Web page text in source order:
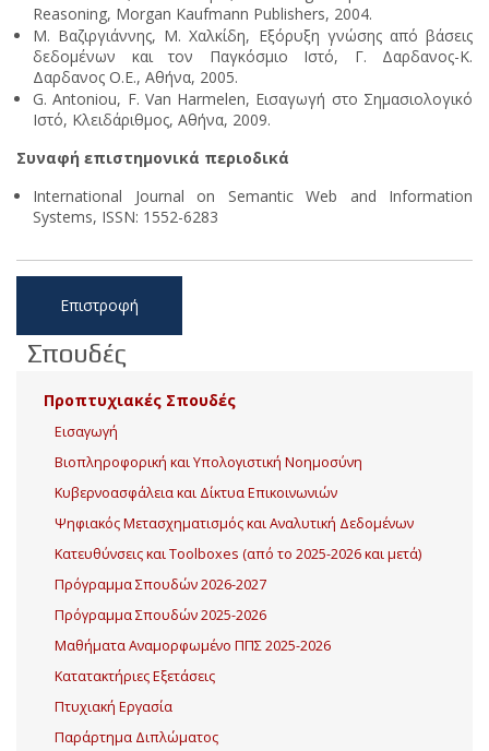
Reasoning, Morgan Kaufmann Publishers, 2004.
Μ. Βαζιργιάννης, Μ. Χαλκίδη, Εξόρυξη γνώσης από βάσεις
δεδομένων και τον Παγκόσμιο Ιστό, Γ. Δαρδανος-Κ.
Δαρδανος Ο.Ε., Αθήνα, 2005.
G. Antoniou, F. Van Harmelen, Εισαγωγή στο Σημασιολογικό
Ιστό, Κλειδάριθμος, Αθήνα, 2009.
Συναφή επιστημονικά περιοδικά
International Journal on Semantic Web and Information
Systems, ISSN: 1552-6283
Επιστροφή
Σπουδές
Προπτυχιακές Σπουδές
Εισαγωγή
Βιοπληροφορική και Υπολογιστική Νοημοσύνη
Κυβερνοασφάλεια και Δίκτυα Επικοινωνιών
Ψηφιακός Μετασχηματισμός και Αναλυτική Δεδομένων
Κατευθύνσεις και Toolboxes (από το 2025-2026 και μετά)
Πρόγραμμα Σπουδών 2026-2027
Πρόγραμμα Σπουδών 2025-2026
Μαθήματα Αναμορφωμένο ΠΠΣ 2025-2026
Κατατακτήριες Εξετάσεις
Πτυχιακή Εργασία
Παράρτημα Διπλώματος